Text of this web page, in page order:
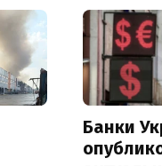
Банки